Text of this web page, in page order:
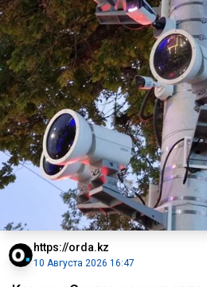
https://orda.kz
10 Августа 2026 16:47